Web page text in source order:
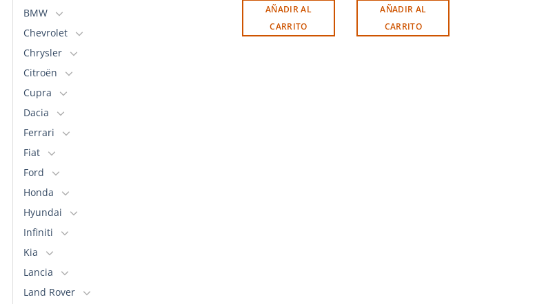
BMW
Chevrolet
Chrysler
Citroën
Cupra
Dacia
Ferrari
Fiat
Ford
Honda
Hyundai
Infiniti
Kia
Lancia
Land Rover
AÑADIR AL
CARRITO
AÑADIR AL
CARRITO